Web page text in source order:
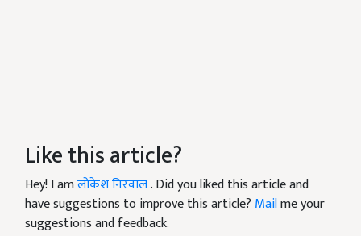
Like this article?
Hey! I amलोकेश निरवाल. Did you liked this article and
have suggestions to improve this article? Mailme your
suggestions and feedback.